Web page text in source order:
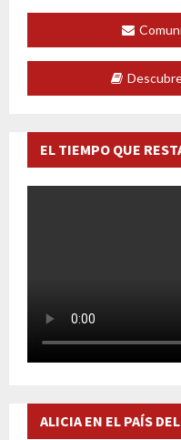
EL TIEMPO QUE
ALICIA EN EL PAÍS